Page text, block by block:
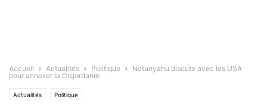
Accueil Actualités Politique
Netanyahu discute avec les USA
pour annexer la Cisjordanie
Actualités Politique